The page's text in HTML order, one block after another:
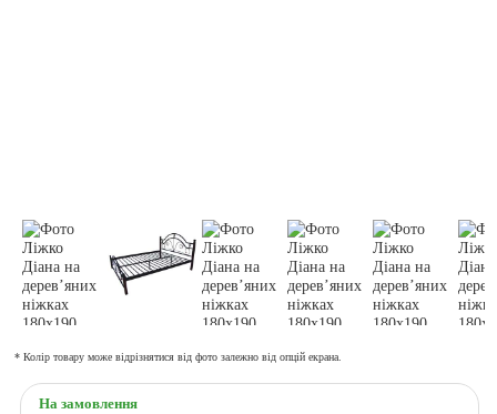
* Колір товару може відрізнятися від фото залежно від опцій екрана.
На замовлення